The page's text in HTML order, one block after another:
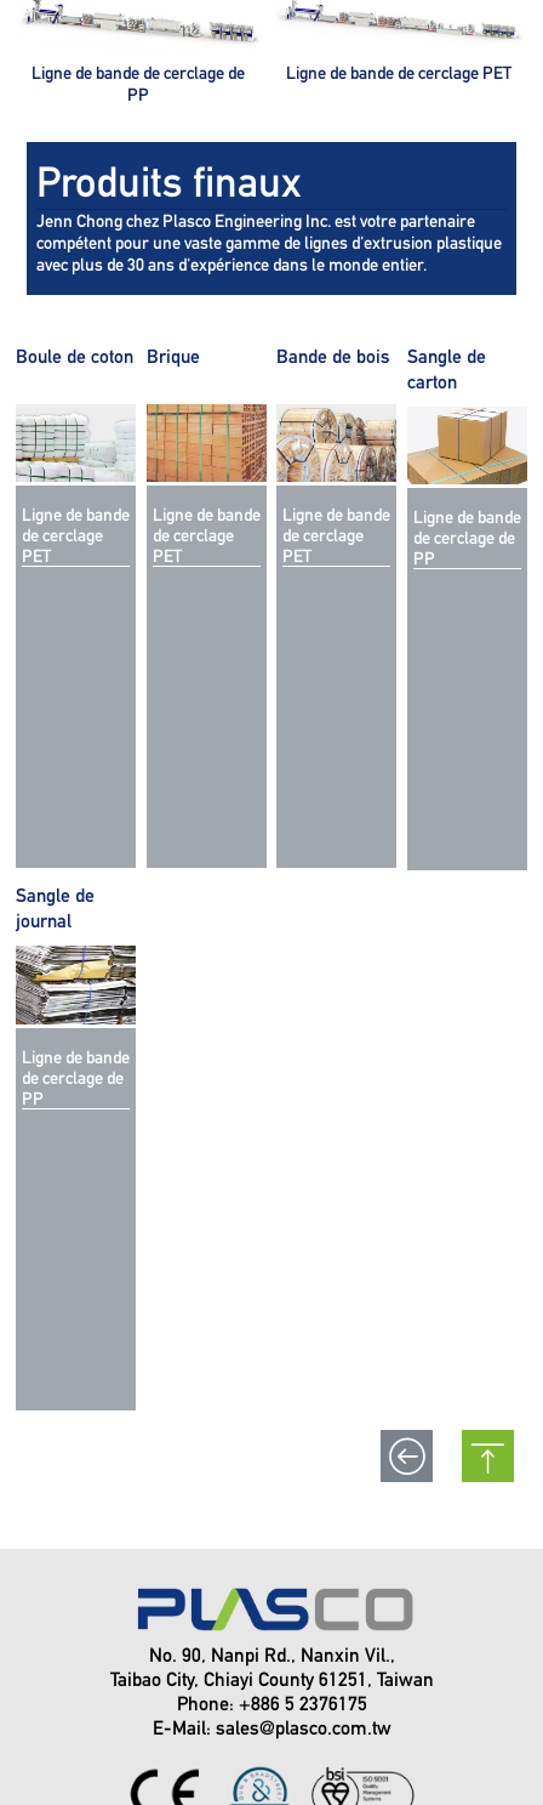
Ligne de bande de cerclage de
PP
Ligne de bande de cerclage PET
Produits finaux
Jenn Chong chez Plasco Engineering Inc. est votre partenaire
compétent pour une vaste gamme de lignes d'extrusion plastique
avec plus de 30 ans d'expérience dans le monde entier.
Boule de coton
Ligne de bande
de cerclage
PET
Brique
Ligne de bande
de cerclage
PET
Bande de bois
Ligne de bande
de cerclage
PET
Sangle de
carton
Ligne de bande
de cerclage de
PP
Sangle de
journal
Ligne de bande
de cerclage de
PP
No. 90, Nanpi Rd., Nanxin Vil.,
Taibao City, Chiayi County 61251, Taiwan
Phone: +886 5 2376175
E-Mail: sales@plasco.com.tw